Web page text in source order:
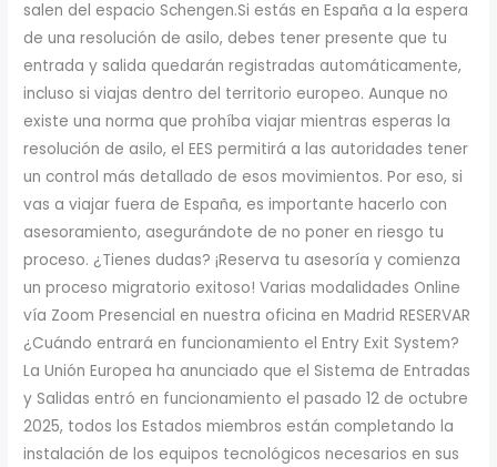
salen del espacio Schengen.Si estás en España a la espera
de una resolución de asilo, debes tener presente que tu
entrada y salida quedarán registradas automáticamente,
incluso si viajas dentro del territorio europeo. Aunque no
existe una norma que prohíba viajar mientras esperas la
resolución de asilo, el EES permitirá a las autoridades tener
un control más detallado de esos movimientos. Por eso, si
vas a viajar fuera de España, es importante hacerlo con
asesoramiento, asegurándote de no poner en riesgo tu
proceso. ¿Tienes dudas? ¡Reserva tu asesoría y comienza
un proceso migratorio exitoso! Varias modalidades Online
vía Zoom Presencial en nuestra oficina en Madrid RESERVAR
¿Cuándo entrará en funcionamiento el Entry Exit System?
La Unión Europea ha anunciado que el Sistema de Entradas
y Salidas entró en funcionamiento el pasado 12 de octubre
2025, todos los Estados miembros están completando la
instalación de los equipos tecnológicos necesarios en sus